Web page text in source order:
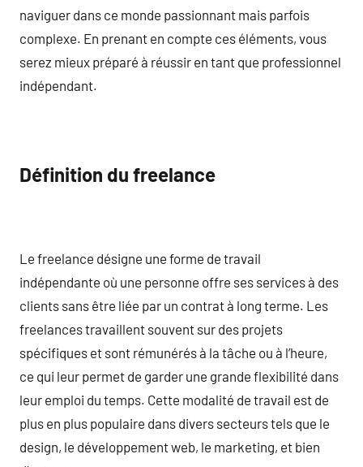
naviguer dans ce monde passionnant mais parfois
complexe. En prenant en compte ces éléments, vous
serez mieux préparé à réussir en tant que professionnel
indépendant.
Définition du freelance
Le freelance désigne une forme de travail
indépendante où une personne offre ses services à des
clients sans être liée par un contrat à long terme. Les
freelances travaillent souvent sur des projets
spécifiques et sont rémunérés à la tâche ou à l’heure,
ce qui leur permet de garder une grande flexibilité dans
leur emploi du temps. Cette modalité de travail est de
plus en plus populaire dans divers secteurs tels que le
design, le développement web, le marketing, et bien